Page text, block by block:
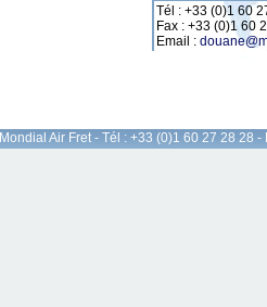
Tél : +33 (0)1 60
Fax : +33 (0)1 60
Email :
Mondial Air Fret - Tél : +33 (0)1 60 27 28 28